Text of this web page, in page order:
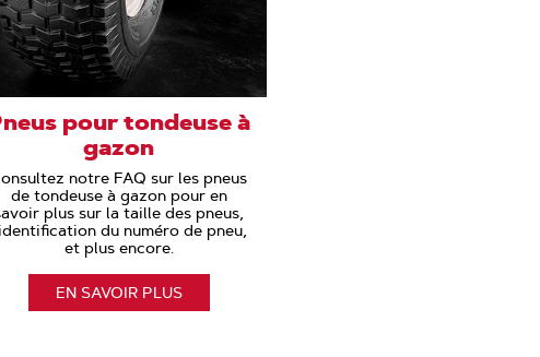
pour tondeuse à
gazon
notre FAQ sur les pneus
de tondeuse à gazon pour en
plus sur la taille des pneus,
du numéro de pneu,
et plus encore.
EN SAVOIR PLUS